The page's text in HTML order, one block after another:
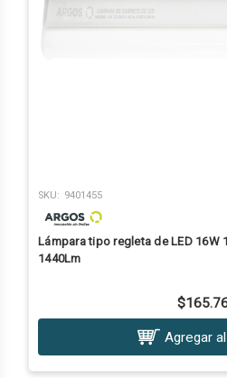
SKU: 9401455
Lámpara tipo regleta de LED 16W
1440Lm
Agregar